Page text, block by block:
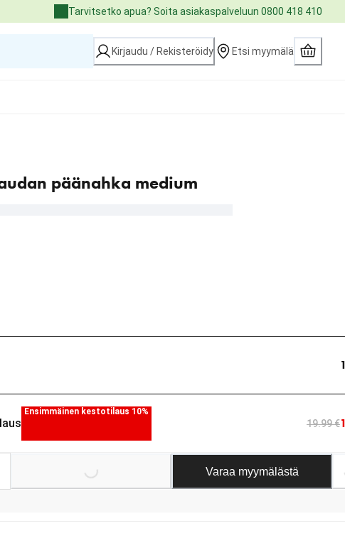
Tarvitsetko apua? Soita asiakaspalveluun 0800 418 410
Kirjaudu / Rekisteröidy Etsi myymälä
päänahka medium
Ensimmäinen kestotilaus 10%
19.99 €
Loading... Varaa myymälästä